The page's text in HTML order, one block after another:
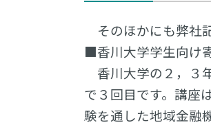
そのほかにも弊社
■香川大学学生向け
香川大学の２，３
で３回目です。講座
験を通した地域金融